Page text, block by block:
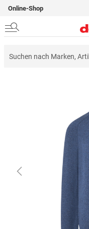
Online-Shop